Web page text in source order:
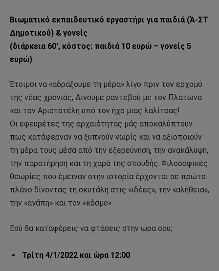
Βιωματικό εκπαιδευτικό εργαστήρι για παιδιά (Ά-ΣΤ
Δημοτικού) & γονείς
(διάρκεια 60′, κόστος: παιδιά 10 ευρώ – γονείς 5
ευρώ)
Έτοιμοι να «αδράξουμε τη μέρα» λίγο πριν τον ερχομό
της νέας χρονιάς; Δίνουμε ραντεβού με τον Πλάτωνα
και τον Αριστοτέλη υπό τον ήχο μιας λαλίτσας!
Οι εφευρέτες της αρχαιότητας μάς αποκαλύπτουν
πως κατάφερναν να ξυπνούν νωρίς και να αξιοποιούν
τη μέρα τους μέσα από την εξερεύνηση, την ανακάλυψη,
την παρατήρηση και τη χαρά της σπουδής. Φιλοσοφικές
θεωρίες που έμειναν στην ιστορία έρχονται σε πρώτο
πλάνο δίνοντας τη σκυτάλη στις «ιδέες», την «αλήθεια»,
την «αγάπη» και τον «κόσμο».
Εσύ θα καταφέρεις να φτάσεις στην ώρα σου;
Τρίτη 4/1/2022 και ώρα 12:00